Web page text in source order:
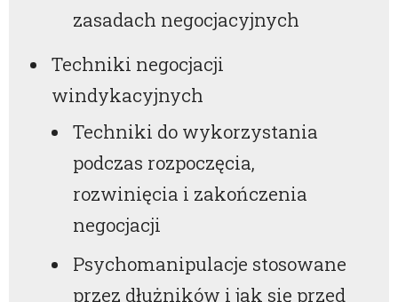
zasadach negocjacyjnych
Techniki negocjacji
windykacyjnych
Techniki do wykorzystania
podczas rozpoczęcia,
rozwinięcia i zakończenia
negocjacji
Psychomanipulacje stosowane
przez dłużników i jak się przed